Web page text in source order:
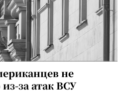
не
за атак ВСУ